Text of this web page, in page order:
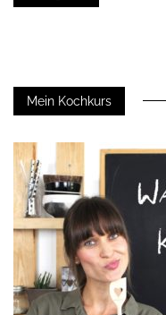
Mein Kochkurs